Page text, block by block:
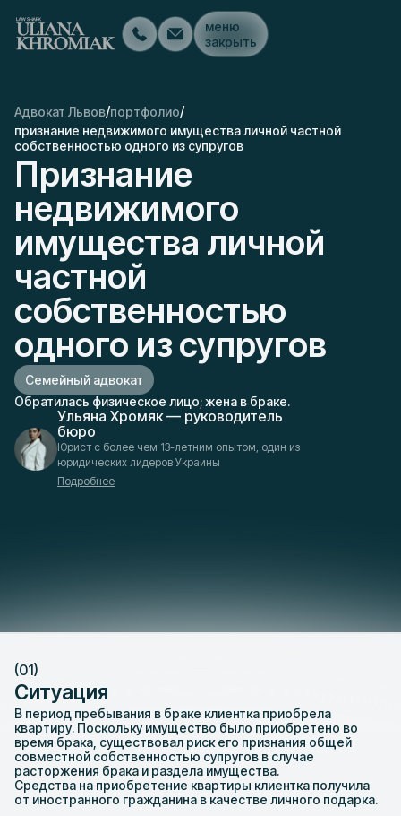
меню
закрыть
Адвокат Львов/портфолио/
признание недвижимого имущества личной частной
собственностью одного из супругов
Признание
недвижимого
имущества личной
частной
собственностью
одного из супругов
Семейный адвокат
Обратилась физическое лицо; жена в браке.
Ульяна Хромяк — руководитель
бюро
Юрист с более чем 13-летним опытом, один из
юридических лидеров Украины
Подробнее
Ситуация
В период пребывания в браке клиентка приобрела
квартиру. Поскольку имущество было приобретено во
время брака, существовал риск его признания общей
совместной собственностью супругов в случае
расторжения брака и раздела имущества.
Средства на приобретение квартиры клиентка получила
от иностранного гражданина в качестве личного подарка.